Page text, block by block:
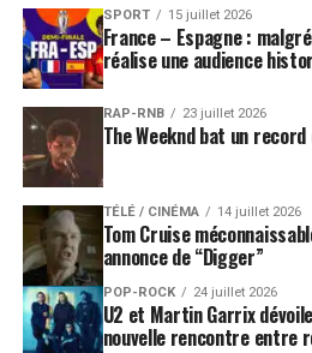
SPORT 15 juillet 2026
France – Espagne :
réalise une audience
RAP-RNB 23 juillet 2026
The Weeknd bat un record
TÉLÉ / CINÉMA 14 juillet 2026
Tom Cruise
annonce de “Digger”
POP-ROCK 24 juillet 2026
U2 et Martin Garrix
nouvelle rencontre entre